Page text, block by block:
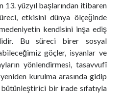
13. yüzyıl başlarından itibaren
etkisini dünya ölçeğinde
kendisini inşa ediş
Bu süreci birer sosyal
göçler, isyanlar ve
yönlendirmesi, tasavvufî
kurulma arasında gidip
bir irade sıfatıyla